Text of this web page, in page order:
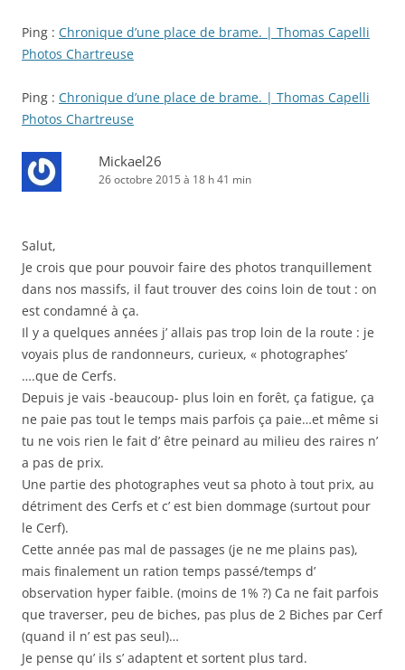
Ping : Chronique d’une place de brame. | Thomas Capelli
Photos Chartreuse
Ping : Chronique d’une place de brame. | Thomas Capelli
Photos Chartreuse
Mickael26
26 octobre 2015 à 18 h 41 min
Salut,
Je crois que pour pouvoir faire des photos tranquillement
dans nos massifs, il faut trouver des coins loin de tout : on
est condamné à ça.
Il y a quelques années j’ allais pas trop loin de la route : je
voyais plus de randonneurs, curieux, « photographes’
….que de Cerfs.
Depuis je vais -beaucoup- plus loin en forêt, ça fatigue, ça
ne paie pas tout le temps mais parfois ça paie…et même si
tu ne vois rien le fait d’ être peinard au milieu des raires n’
a pas de prix.
Une partie des photographes veut sa photo à tout prix, au
détriment des Cerfs et c’ est bien dommage (surtout pour
le Cerf).
Cette année pas mal de passages (je ne me plains pas),
mais finalement un ration temps passé/temps d’
observation hyper faible. (moins de 1% ?) Ca ne fait parfois
que traverser, peu de biches, pas plus de 2 Biches par Cerf
(quand il n’ est pas seul)…
Je pense qu’ ils s’ adaptent et sortent plus tard.